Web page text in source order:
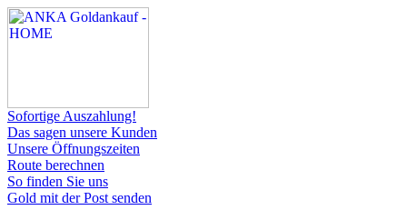
Sofortige Auszahlung!
Das sagen unsere Kunden
Unsere Öffnungszeiten
Route berechnen
So finden Sie uns
Gold mit der Post senden